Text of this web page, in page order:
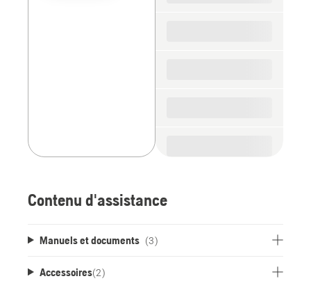
Contenu d'assistance
Manuels et documents (3)
Accessoires(2)